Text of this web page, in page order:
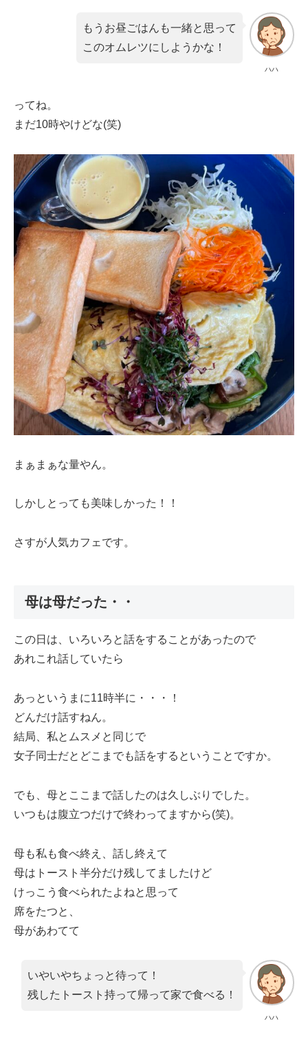
ハハ
もうお昼ごはんも一緒と思って
このオムレツにしようかな！
ってね。
まだ10時やけどな(笑)
まぁまぁな量やん。
しかしとっても美味しかった！！
さすが人気カフェです。
母は母だった・・
この日は、いろいろと話をすることがあったので
あれこれ話していたら
あっというまに11時半に・・・！
どんだけ話すねん。
結局、私とムスメと同じで
女子同士だとどこまでも話をするということですか。
でも、母とここまで話したのは久しぶりでした。
いつもは腹立つだけで終わってますから(笑)。
母も私も食べ終え、話し終えて
母はトースト半分だけ残してましたけど
けっこう食べられたよねと思って
席をたつと、
母があわてて
ハハ
いやいやちょっと待って！
残したトースト持って帰って家で食べる！